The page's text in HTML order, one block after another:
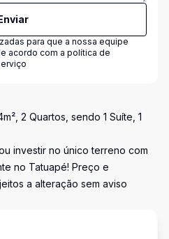
para que a nossa equipe
acordo com a política de
2 Quartos, sendo 1 Suíte, 1
investir no único terreno com
no Tatuapé! Preço e
a alteração sem aviso